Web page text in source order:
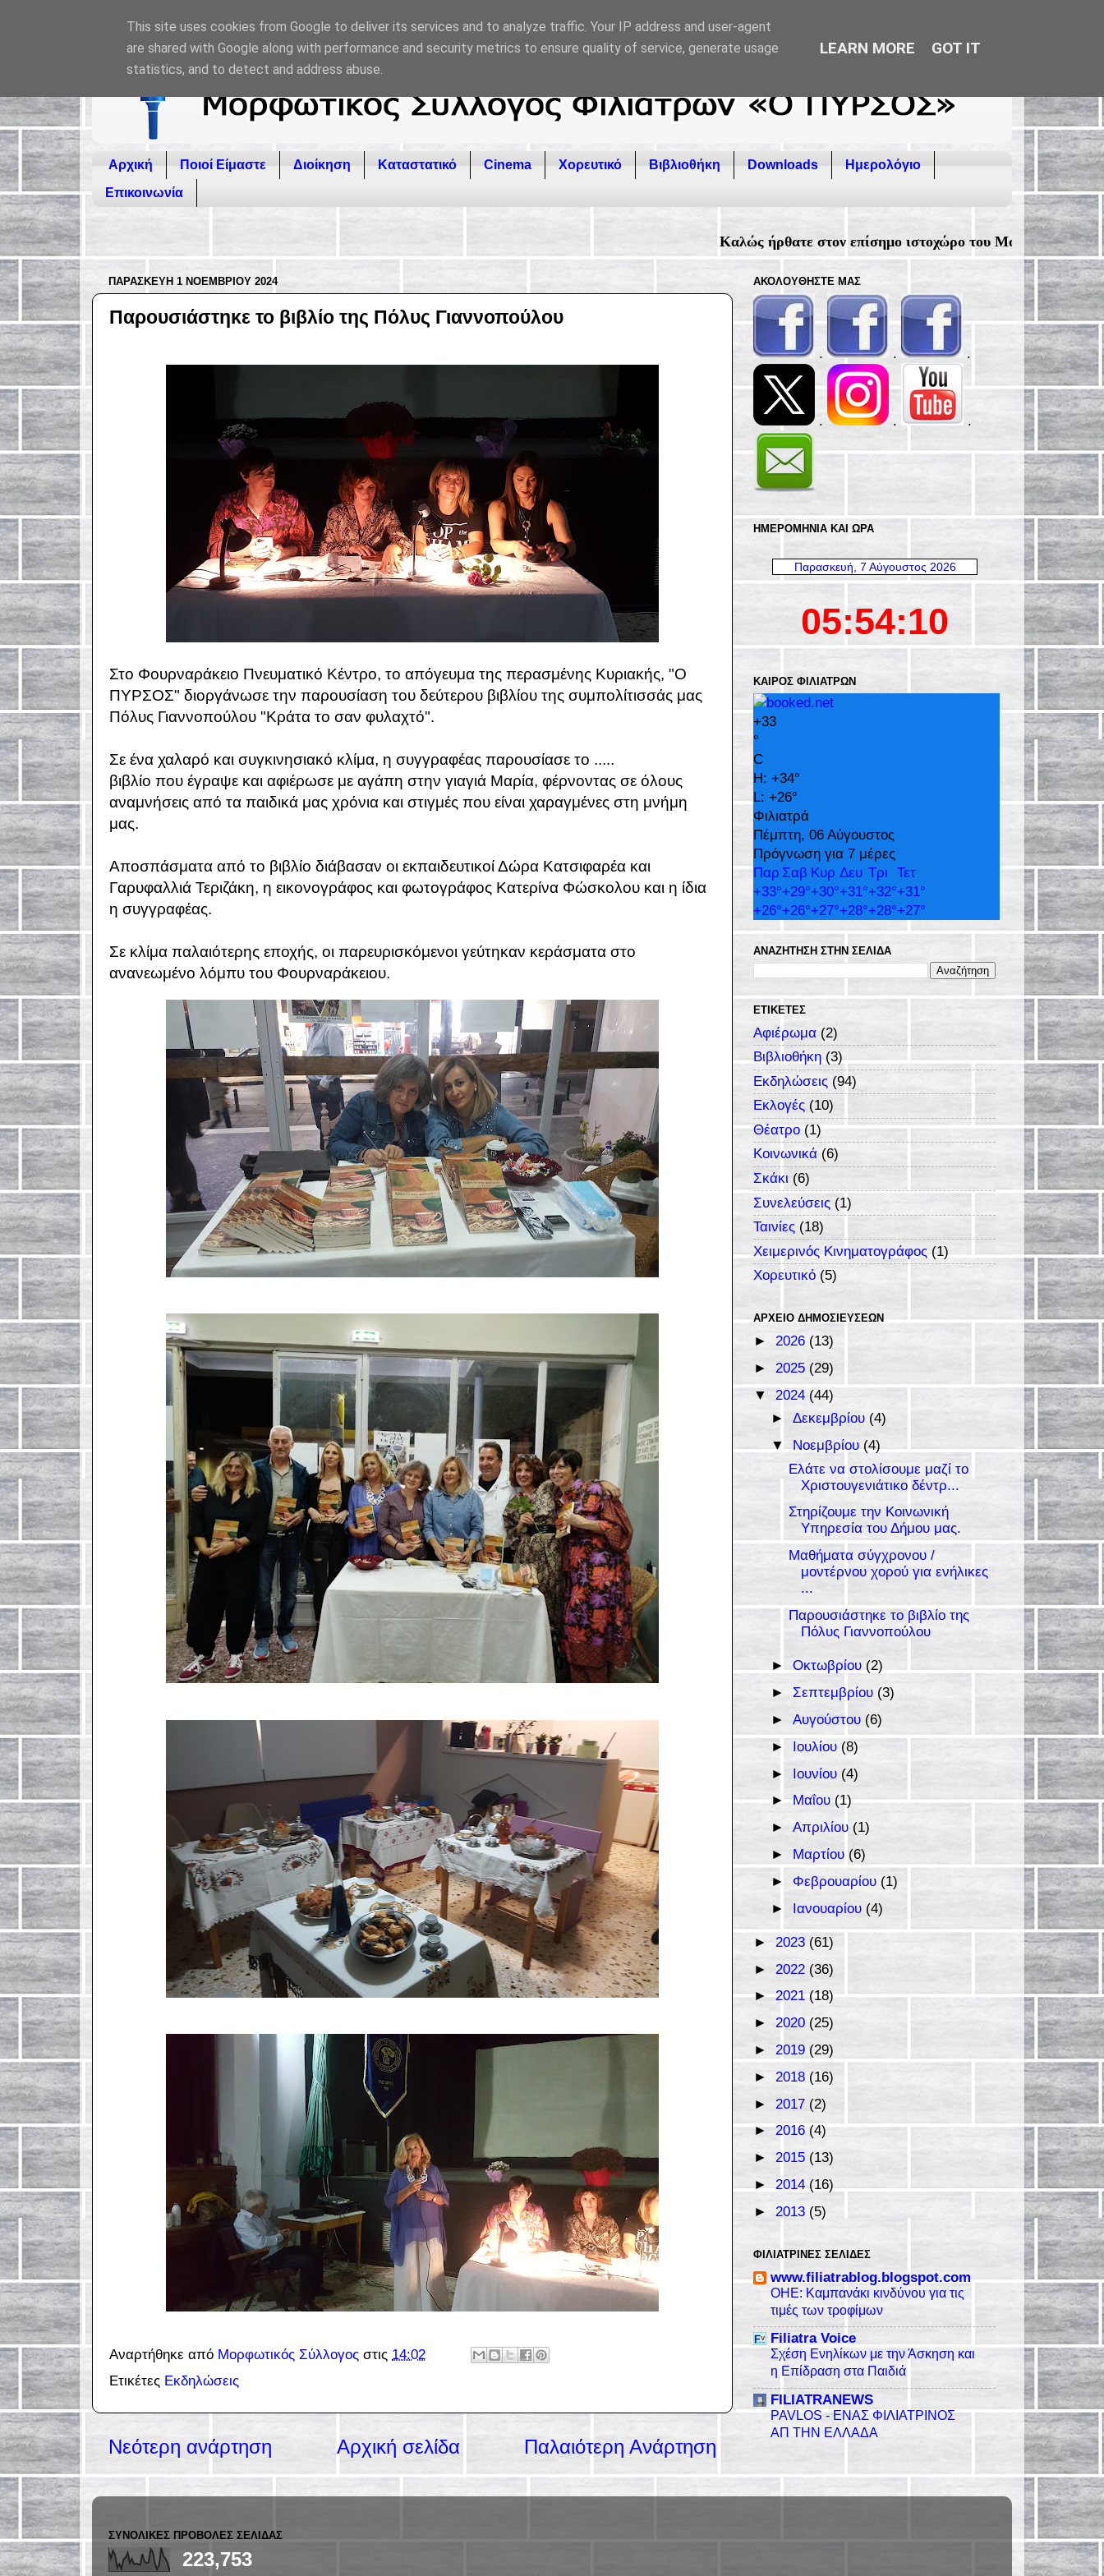
Αρχική Ποιοί Είμαστε Διοίκηση Καταστατικό Cinema Χορευτικό Βιβλιοθήκη Downloads
Ημερολόγιο
Επικοινωνία
Καλώς ήρθατε στον επίσημο ιστοχώρο του Μορφωτικού Συλλόγου
ΠΑΡΑΣΚΕΥΉ 1 ΝΟΕΜΒΡΊΟΥ 2024
Παρουσιάστηκε το βιβλίο της Πόλυς Γιαννοπούλου
Στο Φουρναράκειο Πνευματικό Κέντρο, το απόγευμα της περασμένης Κυριακής, "Ο
ΠΥΡΣΟΣ" διοργάνωσε την παρουσίαση του δεύτερου βιβλίου της συμπολίτισσάς μας
Πόλυς Γιαννοπούλου "Κράτα το σαν φυλαχτό".
Σε ένα χαλαρό και συγκινησιακό κλίμα, η συγγραφέας παρουσίασε το .....
βιβλίο που έγραψε και αφιέρωσε με αγάπη στην γιαγιά Μαρία, φέρνοντας σε όλους
αναμνήσεις από τα παιδικά μας χρόνια και στιγμές που είναι χαραγμένες στη μνήμη
μας.
Αποσπάσματα από το βιβλίο διάβασαν οι εκπαιδευτικοί Δώρα Κατσιφαρέα και
Γαρυφαλλιά Τεριζάκη, η εικονογράφος και φωτογράφος Κατερίνα Φώσκολου και η ίδια
η συγγραφέας.
Σε κλίμα παλαιότερης εποχής, οι παρευρισκόμενοι γεύτηκαν κεράσματα στο
ανανεωμένο λόμπυ του Φουρναράκειου.
Αναρτήθηκε από Μορφωτικός Σύλλογος στις 14:02
Ετικέτες Εκδηλώσεις
Νεότερη ανάρτηση Παλαιότερη Ανάρτηση
Αρχική σελίδα
ΑΚΟΛΟΥΘΉΣΤΕ ΜΑΣ
. . .
. . .
ΗΜΕΡΟΜΗΝΊΑ ΚΑΙ ΩΡΑ
ΚΑΙΡΌΣ ΦΙΛΙΑΤΡΏΝ
+33
°
C
H: +34°
L: +26°
Φιλιατρά
Πέμπτη, 06 Αύγουστος
Πρόγνωση για 7 μέρες
Παρ Σαβ Κυρ Δευ Τρι
Τετ
+33°+29°+30°+31°+32°+31°
+26°+26°+27°+28°+28°+27°
ΑΝΑΖΉΤΗΣΗ ΣΤΗΝ ΣΕΛΊΔΑ
ΕΤΙΚΈΤΕΣ
Αφιέρωμα (2)
Βιβλιοθήκη (3)
Εκδηλώσεις (94)
Εκλογές (10)
Θέατρο (1)
Κοινωνικά (6)
Σκάκι (6)
Συνελεύσεις (1)
Ταινίες (18)
Χειμερινός Κινηματογράφος (1)
Χορευτικό (5)
ΑΡΧΕΊΟ ΔΗΜΟΣΙΕΎΣΕΩΝ
► 2026 (13)
► 2025 (29)
▼ 2024 (44)
► Δεκεμβρίου (4)
▼Νοεμβρίου(4)
Ελάτε να στολίσουμε μαζί το
Χριστουγενιάτικο δέντρ...
Στηρίζουμε την Κοινωνική
Υπηρεσία του Δήμου μας.
Μαθήματα σύγχρονου /
μοντέρνου χορού για ενήλικες
...
Παρουσιάστηκε το βιβλίο της
Πόλυς Γιαννοπούλου
► Οκτωβρίου (2)
► Σεπτεμβρίου (3)
► Αυγούστου (6)
► Ιουλίου (8)
► Ιουνίου (4)
►Μαΐου(1)
► Απριλίου (1)
► Μαρτίου (6)
► Φεβρουαρίου (1)
► Ιανουαρίου (4)
► 2023 (61)
► 2022 (36)
►2021(18)
► 2020 (25)
► 2019 (29)
► 2018 (16)
► 2017 (2)
►2016 (4)
► 2015 (13)
►2014(16)
► 2013 (5)
ΦΙΛΙΑΤΡΙΝΈΣ ΣΕΛΊΔΕΣ
www.filiatrablog.blogspot.com
ΟΗΕ: Καμπανάκι κινδύνου για τις
τιμές των τροφίμων
Filiatra Voice
Σχέση Ενηλίκων με την Άσκηση και
η Επίδραση στα Παιδιά
FILIATRANEWS
PAVLOS - ΕΝΑΣ ΦΙΛΙΑΤΡΙΝΟΣ
ΑΠ ΤΗΝ ΕΛΛΑΔΑ
ΣΥΝΟΛΙΚΈΣ ΠΡΟΒΟΛΈΣ ΣΕΛΊΔΑΣ
223,753
This site uses cookies from Google to deliver its services and to analyze traffic. Your IP address and user-agent
are shared with Google along with performance and security metrics to ensure quality of service, generate usage
statistics, and to detect and address abuse.
LEARN MORE GOT IT